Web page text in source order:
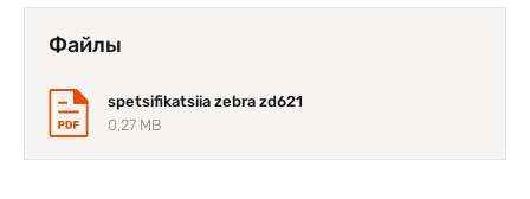
Дополнительный полноцветный сенсорный ЖК-дисплей с
интуитивно понятным меню. И расширенные возможности
удаленного управления. Вместе они обеспечивают
оптимального использования, лучшую в отрасли
надежность и непревзойденный интеллект и
безопасность. Все, что вам нужно для работы с принтером,
чтобы поддерживать непрерывность рабочего процесса и
Файлы
spetsifikatsiia zebra zd621
0,27 MB